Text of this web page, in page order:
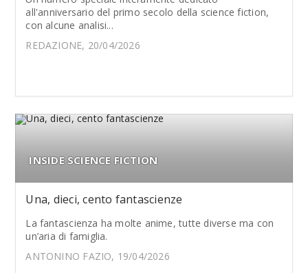
all'anniversario del primo secolo della science fiction,
con alcune analisi...
REDAZIONE, 20/04/2026
INSIDE SCIENCE FICTION
Una, dieci, cento fantascienze
La fantascienza ha molte anime, tutte diverse ma con
un’aria di famiglia.
ANTONINO FAZIO, 19/04/2026